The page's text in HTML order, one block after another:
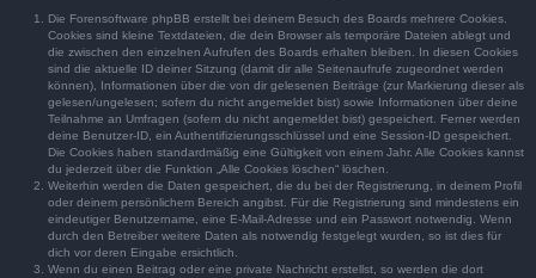
Die Forensoftware phpBB erstellt bei deinem Besuch des Boards mehrere Cookies.
Cookies sind kleine Textdateien, die dein Browser als temporäre Dateien ablegt und
die zwischen den einzelnen Aufrufen des Boards erhalten bleiben. In diesen Cookies
sind die aktuelle ID deiner Sitzung (damit dir alle Seitenaufrufe zugeordnet werden
können), Informationen über die von dir gelesenen Beiträge (zur Markierung dieser als
gelesen/ungelesen; sofern du nicht angemeldet bist) sowie Informationen über deine
Teilnahme an Umfragen (sofern du nicht angemeldet bist) gespeichert. Ferner werden
deine Benutzer-ID, ein Authentifizierungsschlüssel und eine Session-ID gespeichert.
Die Cookies haben standardmäßig eine Gültigkeit von einem Jahr. Alle Cookies kannst
du jederzeit über die Funktion „Alle Cookies löschen“ löschen.
Weiterhin werden die Daten gespeichert, die du bei der Registrierung, in deinem Profil
oder deinem persönlichem Bereich angibst. Für die Registrierung sind mindestens ein
eindeutiger Benutzername, eine E-Mail-Adresse und ein Passwort notwendig. Wenn
durch den Betreiber weitere Daten als notwendig festgelegt wurden, so ist dies für
dich vor deren Eingabe ersichtlich.
Wenn du einen Beitrag oder eine private Nachricht erstellst, so werden die dort